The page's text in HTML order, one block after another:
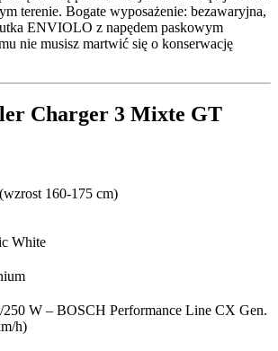
terenie. Bogate wyposażenie: bezawaryjna,
ENVIOLO z napędem paskowym
nie musisz martwić się o konserwację
Charger 3 Mixte GT
160-175 cm)
White
W – BOSCH Performance Line CX Gen.
h)